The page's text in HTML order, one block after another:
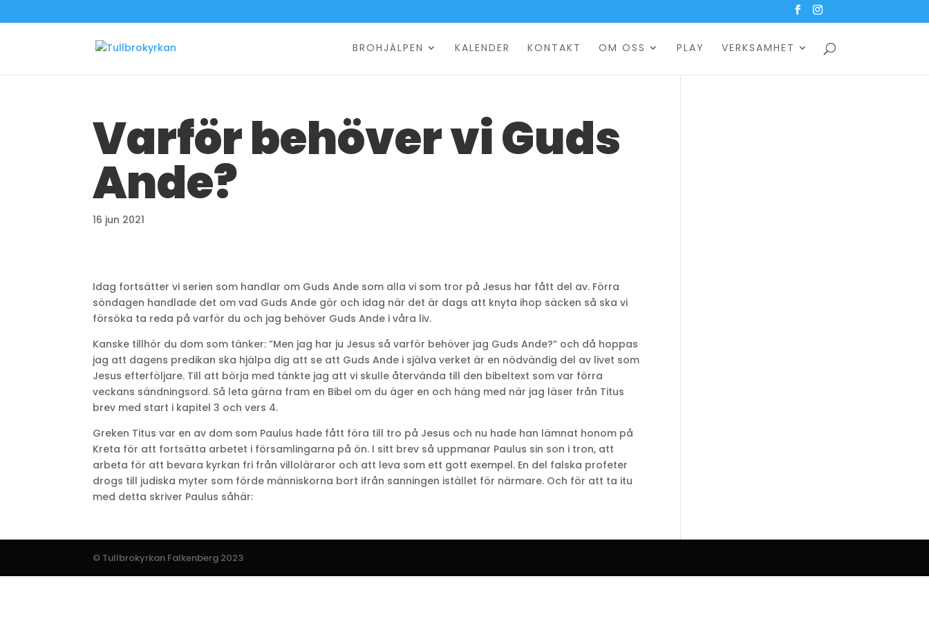
BROHJÄLPEN KALENDER KONTAKT OM OSS PLAY VERKSAMHET
Varför behöver vi Guds
Ande?
16 jun 2021
Idag fortsätter vi serien som handlar om Guds Ande som alla vi som tror på Jesus har fått del av. Förra
söndagen handlade det om vad Guds Ande gör och idag när det är dags att knyta ihop säcken så ska vi
försöka ta reda på varför du och jag behöver Guds Ande i våra liv.
Kanske tillhör du dom som tänker: ”Men jag har ju Jesus så varför behöver jag Guds Ande?” och då hoppas
jag att dagens predikan ska hjälpa dig att se att Guds Ande i själva verket är en nödvändig del av livet som
Jesus efterföljare. Till att börja med tänkte jag att vi skulle återvända till den bibeltext som var förra
veckans sändningsord. Så leta gärna fram en Bibel om du äger en och häng med när jag läser från Titus
brev med start i kapitel 3 och vers 4.
Greken Titus var en av dom som Paulus hade fått föra till tro på Jesus och nu hade han lämnat honom på
Kreta för att fortsätta arbetet i församlingarna på ön. I sitt brev så uppmanar Paulus sin son i tron, att
arbeta för att bevara kyrkan fri från villoläraror och att leva som ett gott exempel. En del falska profeter
drogs till judiska myter som förde människorna bort ifrån sanningen istället för närmare. Och för att ta itu
med detta skriver Paulus såhär:
© Tullbrokyrkan Falkenberg 2023